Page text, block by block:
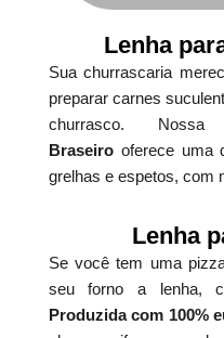
Lenha
Sua churrascaria
preparar carnes
churrasco.
Braseirooferece uma
grelhas e espetos, com
Lenha
Se você tem uma
seu forno a lenha,
Produzida com 100%